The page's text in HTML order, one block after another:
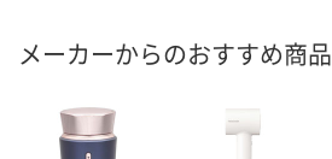
メーカーからのおすすめ商品